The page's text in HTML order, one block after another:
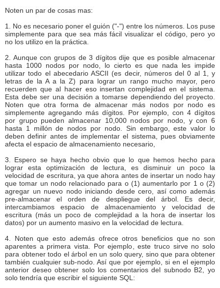
Noten un par de cosas mas:
1. No es necesario poner el guión ("-") entre los números. Los puse
simplemente para que sea más fácil visualizar el código, pero yo
no los utilizo en la práctica.
2. Aunque con grupos de 3 dígitos dije que es posible almacenar
hasta 1000 nodos por nodo, lo cierto es que nada les impide
utilizar todo el abecedario ASCII (es decir, números del 0 al 1, y
letras de la A a la Z) para lograr un rango mucho mayor, pero
recuerden que al hacer eso insertan complejidad en el sistema.
Esta debe ser una decisión a tomarse dependiendo del proyecto.
Noten que otra forma de almacenar más nodos por nodo es
simplemente agregando más dígitos. Por ejemplo, con 4 dígitos
por grupo pueden almacenar 10,000 nodos por nodo, y con 6
hasta 1 millón de nodos por nodo. Sin embargo, este valor lo
deben definir antes de implementar el sistema, pues obviamente
afecta el espacio de almacenamiento necesario,
3. Espero se haya hecho obvio que lo que hemos hecho para
lograr esta optimización de lectura, es disminuir un poco la
velocidad de escritura, ya que ahora antes de insertar un nodo hay
que tomar un nodo relacionado para o (1) aumentarlo por 1 o (2)
agregar un nuevo nodo iniciando desde cero, así como además
pre-almacenar el orden de despliegue del árbol. Es decir,
intercambiamos espacio de almacenamiento y velocidad de
escritura (más un poco de complejidad a la hora de insertar los
datos) por un aumento masivo en la velocidad de lectura.
4. Noten que esto además ofrece otros beneficios que no son
aparentes a primera vista. Por ejemplo, este truco sirve no solo
para obtener todo el árbol en un solo query, sino que para obtener
también cualquier sub-nodo. Así que por ejemplo, si en el ejemplo
anterior deseo obtener solo los comentarios del subnodo B2, yo
solo tendría que escribir el siguiente SQL: